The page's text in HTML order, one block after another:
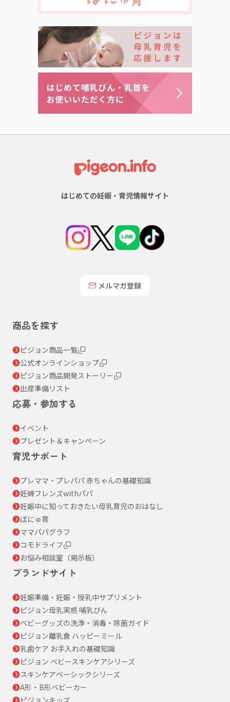
はじめての妊娠・育児情報サイト
メルマガ登録
商品を探す
ピジョン商品一覧
公式オンラインショップ
ピジョン商品開発ストーリー
出産準備リスト
応募・参加する
イベント
プレゼント＆キャンペーン
育児サポート
プレママ・プレパパ 赤ちゃんの基礎知識
妊婦フレンズwithパパ
妊娠中に知っておきたい母乳育児のおはなし
ぼにゅ育
ママパパグラフ
コモドライフ
お悩み相談室（掲示板）
ブランドサイト
妊娠準備・妊娠・授乳中サプリメント
ピジョン母乳実感 哺乳びん
ベビーグッズの洗浄・消毒・除菌ガイド
ピジョン離乳食 ハッピーミール
乳歯ケア お手入れの基礎知識
ピジョン ベビースキンケアシリーズ
スキンケアベーシックシリーズ
A形・B形ベビーカー